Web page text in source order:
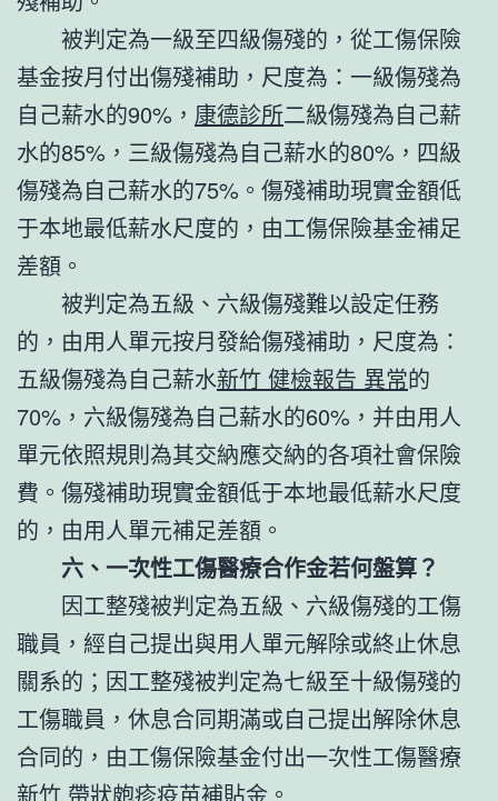
被判定為一級至四級傷殘的，從工傷保險
基金按月付出傷殘補助，尺度為：一級傷殘為
自己薪水的90%， 康德診所二級傷殘為自己薪
水的85%，三級傷殘為自己薪水的80%，四級
傷殘為自己薪水的75%。傷殘補助現實金額低
于本地最低薪水尺度的，由工傷保險基金補足
差額。
被判定為五級、六級傷殘難以設定任務
的，由用人單元按月發給傷殘補助，尺度為：
五級傷殘為自己薪水新竹 健檢報告 異常的
70%，六級傷殘為自己薪水的60%，并由用人
單元依照規則為其交納應交納的各項社會保險
費。傷殘補助現實金額低于本地最低薪水尺度
的，由用人單元補足差額。
六、一次性工傷醫療合作金若何盤算？
因工整殘被判定為五級、六級傷殘的工傷
職員，經自己提出與用人單元解除或終止休息
關系的；因工整殘被判定為七級至十級傷殘的
工傷職員，休息合同期滿或自己提出解除休息
合同的，由工傷保險基金付出一次性工傷醫療
新竹 帶狀皰疹疫苗補貼金。